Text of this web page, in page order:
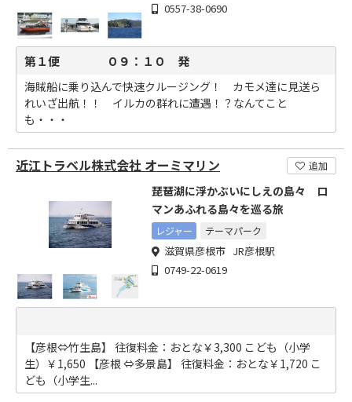
0557-38-0690
第１便 ０９：１０ 発
海賊船に乗り込んで快速クルージング！ カモメ達に見送ら
れいざ出航！！ イルカの群れに遭遇！？なんてこと
も・・・
近江トラベル株式会社 オーミマリン 追加
琵琶湖に浮かぶいにしえの島々 ロ
マンあふれる島々を巡る旅
レジャー テーマパーク
滋賀県彦根市 JR彦根駅
0749-22-0619
【彦根⇔竹生島】 往復料金：おとな￥3,300 こども（小学
生）￥1,650 【彦根 ⇔多景島】 往復料金：おとな￥1,720 こ
ども（小学生...